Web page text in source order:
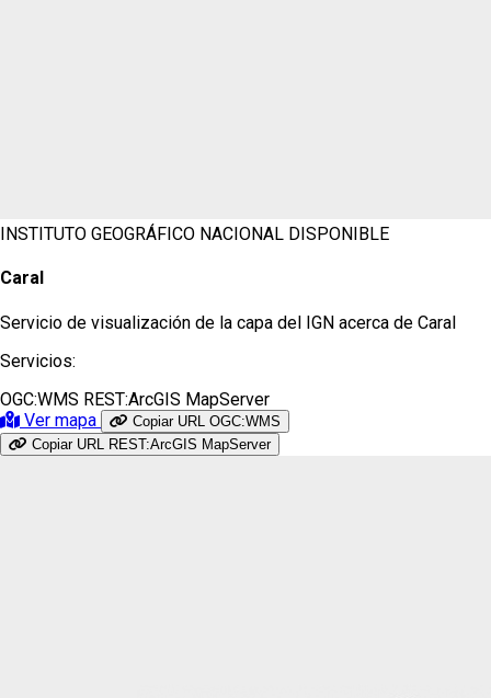
INSTITUTO GEOGRÁFICO NACIONAL DISPONIBLE
Caral
Servicio de visualización de la capa del IGN acerca de Caral
Servicios:
OGC:WMS REST:ArcGIS MapServer
Ver mapa
Copiar URL OGC:WMS
Copiar URL REST:ArcGIS MapServer